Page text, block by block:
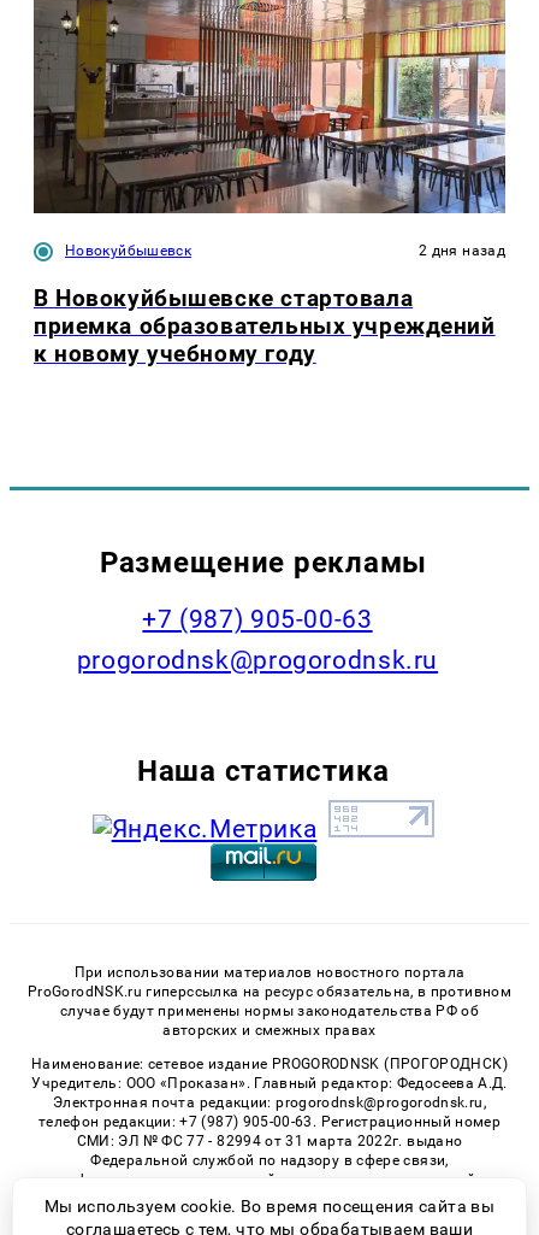
Новокуйбышевск 2 дня назад
В Новокуйбышевске стартовала
приемка образовательных учреждений
к новому учебному году
Размещение рекламы
+7 (987) 905-00-63
progorodnsk@progorodnsk.ru
Наша статистика
При использовании материалов новостного портала
ProGorodNSK.ru гиперссылка на ресурс обязательна, в противном
случае будут применены нормы законодательства РФ об
авторских и смежных правах
Наименование: сетевое издание PROGORODNSK (ПРОГОРОДНСК)
Учредитель: ООО «Проказан». Главный редактор: Федосеева А.Д.
Электронная почта редакции: progorodnsk@progorodnsk.ru,
телефон редакции: +7 (987) 905-00-63. Регистрационный номер
СМИ: ЭЛ № ФС 77 - 82994 от 31 марта 2022г. выдано
Федеральной службой по надзору в сфере связи,
информационных технологий и массовых коммуникаций.
Возрастная категория сайта 16+.
Мы используем cookie. Во время посещения сайта вы
соглашаетесь с тем, что мы обрабатываем ваши